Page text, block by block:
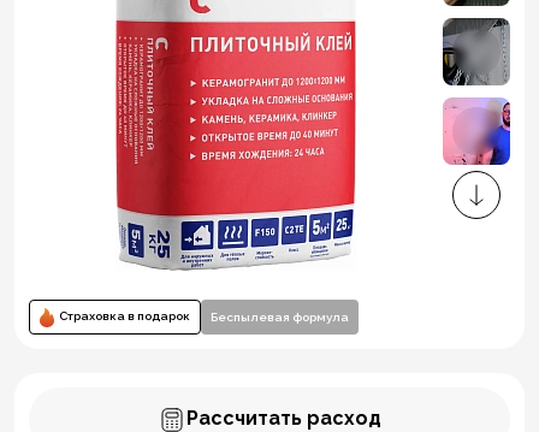
Страховка в подарок Беспылевая формула
Рассчитать расход